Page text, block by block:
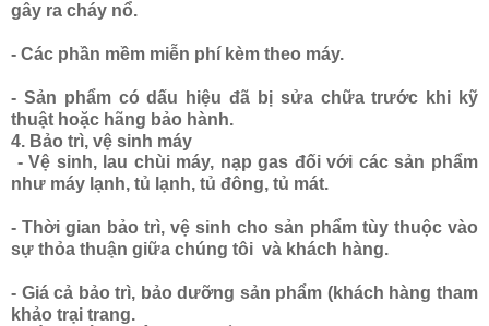
gây ra cháy nổ.
- Các phần mềm miễn phí kèm theo máy.
- Sản phẩm có dấu hiệu đã bị sửa chữa trước khi kỹ
thuật hoặc hãng bảo hành.
4. Bảo trì, vệ sinh máy
- Vệ sinh, lau chùi máy, nạp gas đối với các sản phẩm
như máy lạnh, tủ lạnh, tủ đông, tủ mát.
- Thời gian bảo trì, vệ sinh cho sản phẩm tùy thuộc vào
sự thỏa thuận giữa chúng tôi và khách hàng.
- Giá cả bảo trì, bảo dưỡng sản phẩm (khách hàng tham
khảo trại trang.